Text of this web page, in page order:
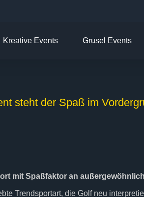
Kreative Events Grusel Events
steht der Spaß im
mit Spaßfaktor an
Trendsportart, die Golf neu